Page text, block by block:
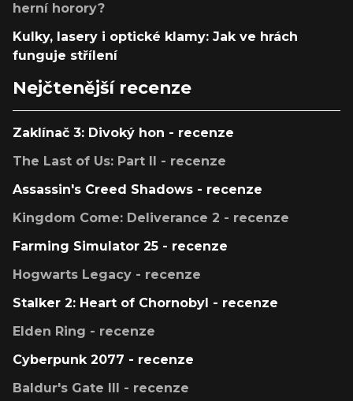
herní horory?
Kulky, lasery i optické klamy: Jak ve hrách
funguje střílení
Nejčtenější recenze
Zaklínač 3: Divoký hon - recenze
The Last of Us: Part II - recenze
Assassin's Creed Shadows - recenze
Kingdom Come: Deliverance 2 - recenze
Farming Simulator 25 - recenze
Hogwarts Legacy - recenze
Stalker 2: Heart of Chornobyl - recenze
Elden Ring - recenze
Cyberpunk 2077 - recenze
Baldur's Gate III - recenze